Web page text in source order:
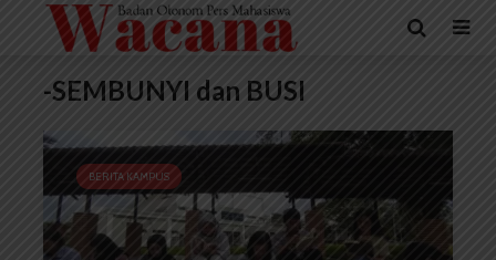
-SEMBUNYI dan BUSI
BERITA KAMPUS